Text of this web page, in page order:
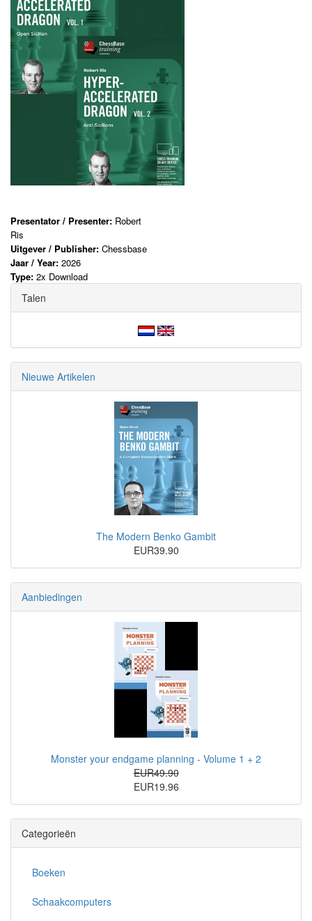
Presentator / Presenter: Robert
Ris
Uitgever / Publisher: Chessbase
Jaar / Year: 2026
Type: 2x Download
Talen
Nieuwe Artikelen
The Modern Benko Gambit
EUR39.90
Aanbiedingen
Monster your endgame planning - Volume 1 + 2
EUR49.90
EUR19.96
Categorieën
Boeken
Schaakcomputers